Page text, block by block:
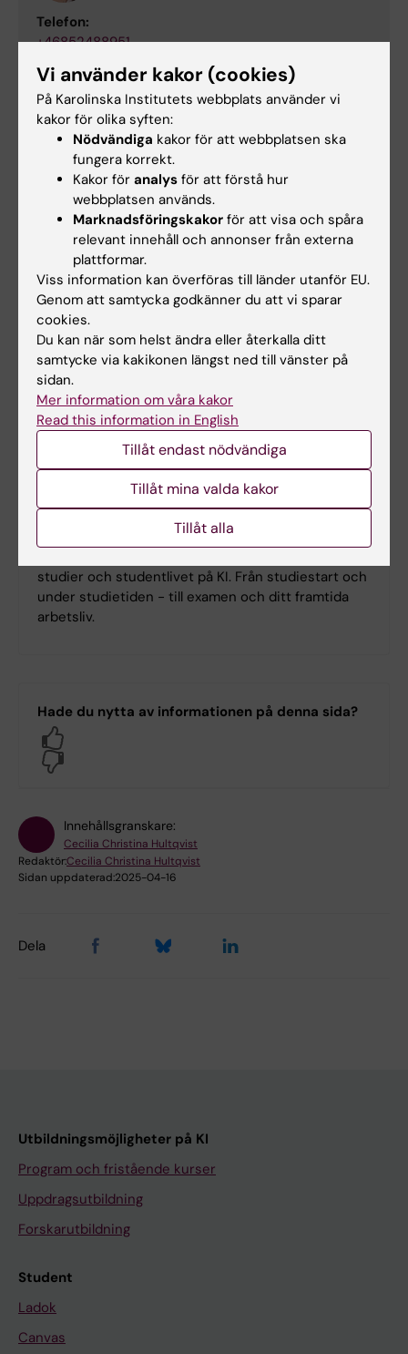
Telefon:
+46852488951
cecilia.hultqvist@ki.se
Lärplattformen
Canvas
Logga in i Canvas
Lär dig använda
Canvas i Canvas
studentguide
För dig som är
student på
På
logopedprogrammets
allt som du behöver
veta som student på
logopedprogrammet.
studier och studentlivet på KI. Från studiestart och
under studietiden - till examen och ditt framtida
arbetsliv.
Hade du nytta av informationen på denna sida?
Innehållsgranskare:
Cecilia Christina Hultqvist
Redaktör:Cecilia Christina Hultqvist
Sidan uppdaterad:2025-04-16
Dela
Utbildningsmöjligheter på KI
Program och fristående kurser
Uppdragsutbildning
Forskarutbildning
Student
Ladok
Canvas
Vi använder kakor (cookies)
På Karolinska Institutets webbplats använder vi
kakor för olika syften:
Nödvändiga kakor för att webbplatsen ska
fungera korrekt.
Kakor för analys för att förstå hur
webbplatsen används.
Marknadsföringskakor för att visa och spåra
relevant innehåll och annonser från externa
plattformar.
Viss information kan överföras till länder utanför EU.
Genom att samtycka godkänner du att vi sparar
cookies.
Du kan när som helst ändra eller återkalla ditt
samtycke via kakikonen längst ned till vänster på
sidan.
Mer information om våra kakor
Read this information in English
Tillåt endast nödvändiga
Tillåt mina valda kakor
Tillåt alla